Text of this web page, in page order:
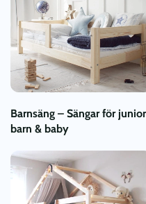
Barnsäng – Sängar för
barn & baby